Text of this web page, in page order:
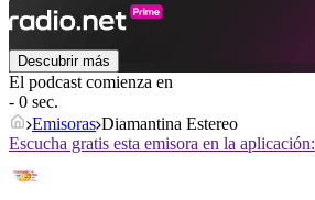
Descubrir más
El podcast comienza en
- 0 sec.
Emisoras Diamantina Estereo
Escucha gratis esta emisora en la aplicación: